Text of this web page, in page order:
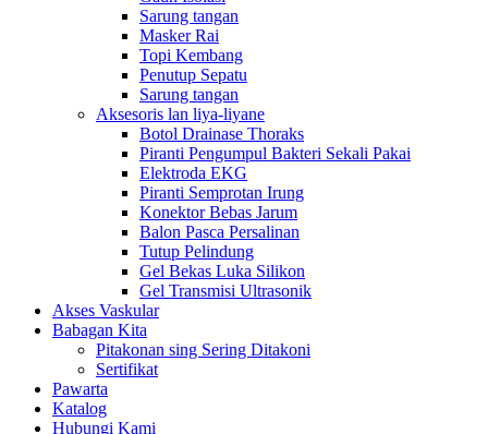
Sarung tangan
Masker Rai
Topi Kembang
Penutup Sepatu
Sarung tangan
Aksesoris lan liya-liyane
Botol Drainase Thoraks
Piranti Pengumpul Bakteri Sekali Pakai
Elektroda EKG
Piranti Semprotan Irung
Konektor Bebas Jarum
Balon Pasca Persalinan
Tutup Pelindung
Gel Bekas Luka Silikon
Gel Transmisi Ultrasonik
Akses Vaskular
Babagan Kita
Pitakonan sing Sering Ditakoni
Sertifikat
Pawarta
Katalog
Hubungi Kami